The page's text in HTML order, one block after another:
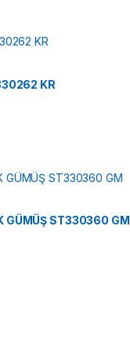
KR
GÜMÜŞ ST330360 GM